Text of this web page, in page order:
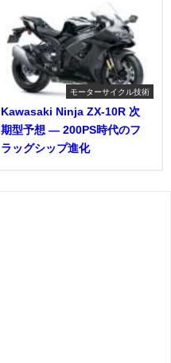
モーターサイクル技術
Kawasaki Ninja ZX-10R 次
期型予想 ― 200PS時代のフ
ラッグシップ進化